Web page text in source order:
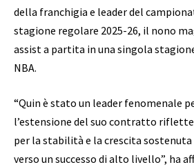
della franchigia e leader del
stagione regolare 2025-26, il nono
assist a partita in una singola
NBA.
“Quin è stato un leader fenomenale
l’estensione del suo contratto
per la stabilità e la crescita
verso un successo di alto livello”, ha